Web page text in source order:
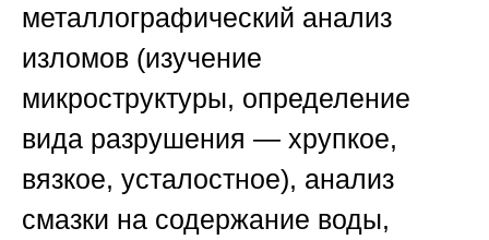
металлографический анализ
изломов (изучение
микроструктуры, определение
вида разрушения — хрупкое,
вязкое, усталостное), анализ
смазки на содержание воды,